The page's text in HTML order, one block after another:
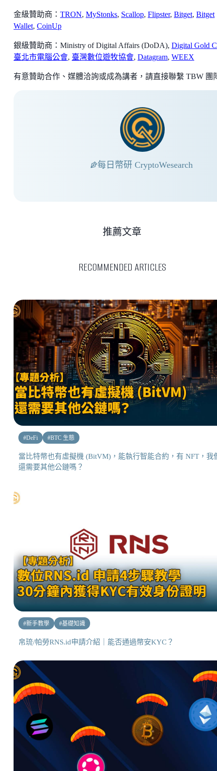
金級贊助商： TRON, MyStonks, Scallop, Flipster, Bitget, Bitget
Wallet, CoinUp
銀級贊助商：Ministry of Digital Affairs (DoDA), Digital Gold
臺北市電腦公會, 臺灣數位遊牧協會, Datagram, WEEX
有意贊助合作、媒體洽詢或成為講者，請直接聯繫 TBW 團
每日幣研 CryptoWesearch
RECOMMENDED ARTICLES
推薦文章
#DeFi #BTC 生態
當比特幣也有虛擬機 (BitVM)，能執行智能合約，有 NFT，我
還需要其他公鏈嗎？
#新手教學 #基礎知識
帛琉/帕勞RNS.id申請介紹｜能否通過幣安KYC？